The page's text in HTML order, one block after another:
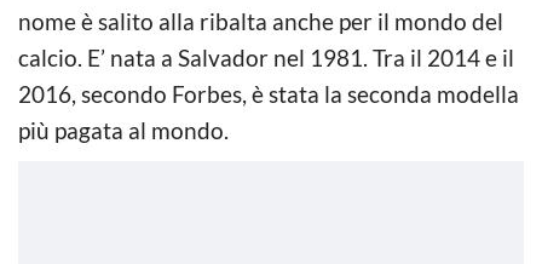
nome è salito alla ribalta anche per il mondo del
calcio. E’ nata a Salvador nel 1981. Tra il 2014 e il
2016, secondo Forbes, è stata la seconda modella
più pagata al mondo.